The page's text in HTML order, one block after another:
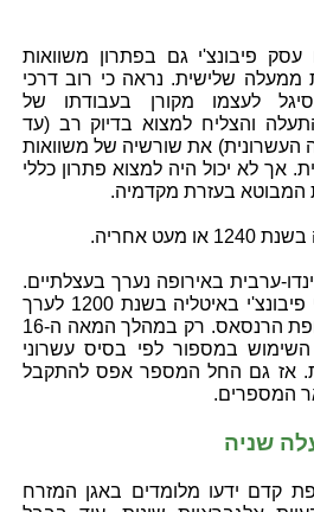
פיבונצ'י גם בפתרון משוואות
ממעלה שלישית. נראה כי רוב דרכי
לעצמו מקורן בעבודתו של
התעלה והצליח למצוא בדיוק רב (עד
העשרונית) את שורשיה של משוואות
אך לא יכול היה למצוא פתרון כללי
המבוטא בעזרת מקדמיה.
אחריה.
ערבית באירופה נערך בעצלתיים.
מאז הצגת השיטה על-ידי פיבונצ'י באיטליה בשנת 1200 לערך
לא התקדם דבר עד לתקופת הרנסאס. רק במהלך המאה ה-16
במספור לפי בסיס עשרוני
אז גם החל המספר אפס להתקבל
המספרים.
שניה
קדם ידעו מלומדים באגן המזרח